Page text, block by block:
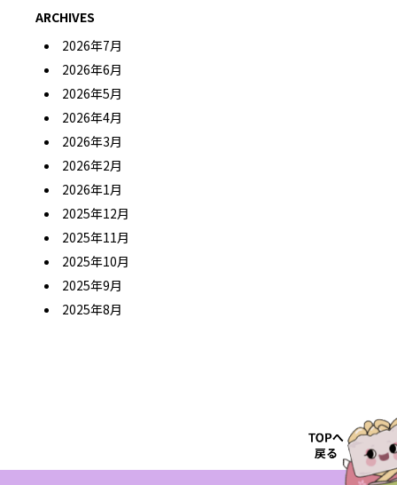
ARCHIVES
2026年7月
2026年6月
2026年5月
2026年4月
2026年3月
2026年2月
2026年1月
2025年12月
2025年11月
2025年10月
2025年9月
2025年8月